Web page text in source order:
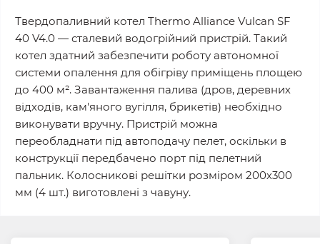
Твердопаливний котел Thermo Alliance Vulcan SF
40 V4.0 — сталевий водогрійний пристрій. Такий
котел здатний забезпечити роботу автономної
системи опалення для обігріву приміщень площею
до 400 м². Завантаження палива (дров, деревних
відходів, кам'яного вугілля, брикетів) необхідно
виконувати вручну. Пристрій можна
переобладнати під автоподачу пелет, оскільки в
конструкції передбачено порт під пелетний
пальник. Колосникові решітки розміром 200х300
мм (4 шт.) виготовлені з чавуну.